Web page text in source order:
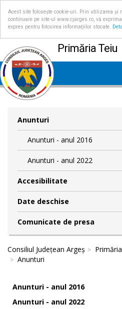
Acest site folosește cookie-uri. Prin utilizarea și
continuare pe site-ul www.cjarges.ro, vă
expres pentru folosirea informațiilor stocate.
Primăria Teiu
Anunturi
Anunturi - anul 2016
Anunturi - anul 2022
Accesibilitate
Date deschise
Comunicate de presa
Consiliul Județean Argeș
Anunturi
Anunturi - anul 2016
Anunturi - anul 2022